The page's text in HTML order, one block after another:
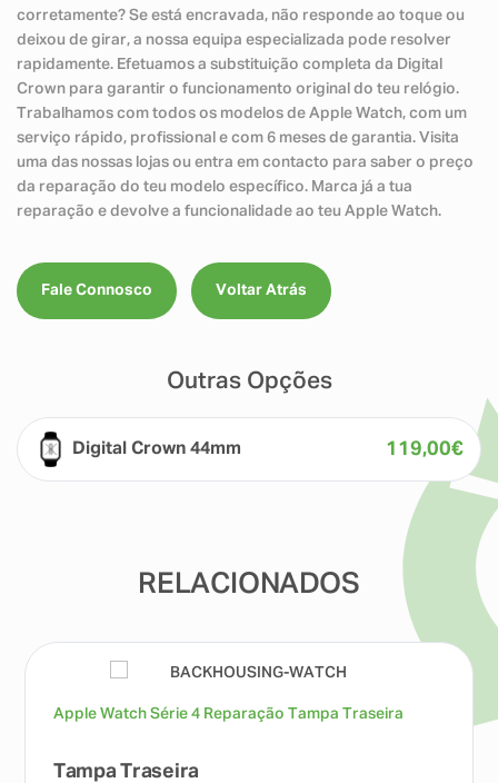
corretamente? Se está encravada, não responde ao toque ou
deixou de girar, a nossa equipa especializada pode resolver
rapidamente. Efetuamos a substituição completa da Digital
Crown para garantir o funcionamento original do teu relógio.
Trabalhamos com todos os modelos de Apple Watch, com um
serviço rápido, profissional e com 6 meses de garantia. Visita
uma das nossas lojas ou entra em contacto para saber o preço
da reparação do teu modelo específico. Marca já a tua
reparação e devolve a funcionalidade ao teu Apple Watch.
Fale Connosco Voltar Atrás
Outras Opções
Digital Crown 44mm 119,00€
RELACIONADOS
Apple Watch Série 4 Reparação Tampa Traseira
Tampa Traseira